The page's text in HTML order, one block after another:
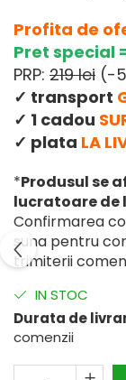
Profita de
Pret special
PRP: 219 lei (-
✓ transport
✓ 1 cadou
✓ plata LA
*Produsul se
lucratoare de
Confirmarea
suna pentru
trimiterii
IN STOC
Durata de
comenzii